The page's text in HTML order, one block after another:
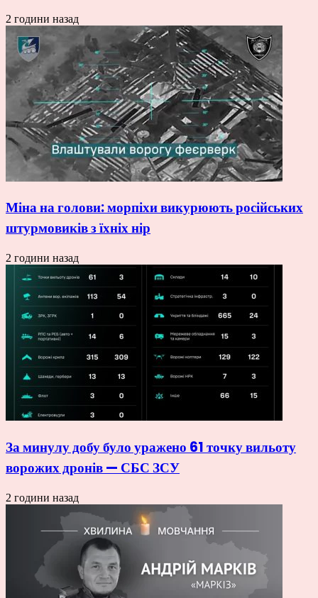
2 години назад
Міна на голови: морпіхи викурюють російських
штурмовиків з їхніх нір
2 години назад
За минулу добу було уражено 61 точку вильоту
ворожих дронів — СБС ЗСУ
2 години назад